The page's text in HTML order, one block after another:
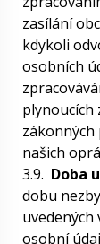
zasílání
kdykoli
osobních
plynoucích
zákonných
našich
3.9. Doba
dobu
uvedených
osobní